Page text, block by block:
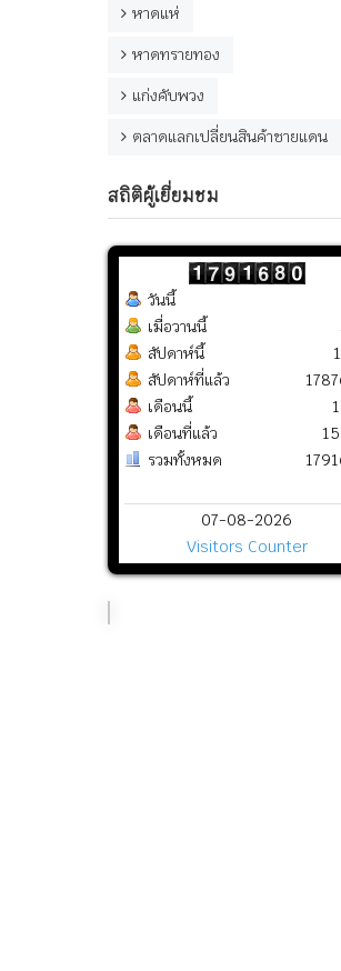
หาดแห่
หาดทรายทอง
แก่งคับพวง
ตลาดแลกเปลี่ยนสินค้าชายแดน
สถิติผู้เยี่ยมชม
วันนี้
เมื่อวานนี้
สัปดาห์นี้
สัปดาห์ที่แล้ว
เดือนนี้
เดือนที่แล้ว
รวมทั้งหมด
07-08-2026
Visitors Counter